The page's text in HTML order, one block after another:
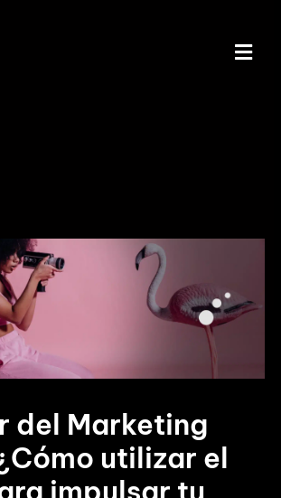
del Marketing
utilizar el
impulsar tu